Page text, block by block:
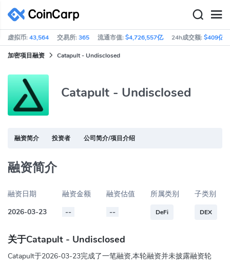
虚拟币:43,564 交易所:365 流通市值:$4,726,557亿 24h成交额:$409亿
加密项目融资 Catapult - Undisclosed
Catapult - Undisclosed
融资简介 投资者 公司简介/项目介绍
融资简介
融资日期
2026-03-23
融资金额
--
融资估值
--
所属类别
DeFi
子类别
DEX
关于Catapult - Undisclosed
Catapult于2026-03-23完成了一笔融资,本轮融资并未披露融资轮